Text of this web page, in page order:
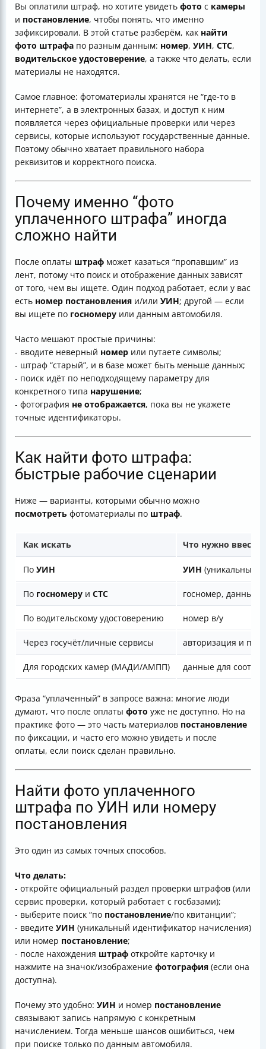
Какие камеры и какие нарушения обычно “приходят”
с фото
Что должно быть на фото, чтобы это было
“правильное” доказательство
Если штраф не находится по УИН: что делать
Что можно понять, когда вы уже оплатили штраф, но
Почему доступ к информации может зависеть от типа
запроса
Короткий вывод
Вы оплатили штраф, но хотите увидеть фото с камеры
и постановление, чтобы понять, что именно
зафиксировали. В этой статье разберём, как найти
фото штрафа по разным данным: номер, УИН, СТС,
водительское удостоверение, а также что делать, если
материалы не находятся.
Самое главное: фотоматериалы хранятся не “где-то в
интернете”, а в электронных базах, и доступ к ним
появляется через официальные проверки или через
сервисы, которые используют государственные данные.
Поэтому обычно хватает правильного набора
реквизитов и корректного поиска.
Почему именно “фото
уплаченного штрафа” иногда
сложно найти
После оплаты штраф может казаться “пропавшим” из
лент, потому что поиск и отображение данных зависят
от того, чем вы ищете. Один подход работает, если у вас
есть номер постановления и/или УИН; другой — если
вы ищете по госномеру или данным автомобиля.
Часто мешают простые причины:
- вводите неверный номер или путаете символы;
- штраф “старый”, и в базе может быть меньше данных;
- поиск идёт по неподходящему параметру для
конкретного типа нарушение;
- фотография не отображается, пока вы не укажете
точные идентификаторы.
Как найти фото штрафа:
быстрые рабочие сценарии
Ниже — варианты, которыми обычно можно
посмотреть фотоматериалы по штраф.
Как искать Что нужно ввести
По УИН УИН (уникальный
По госномеру и СТС госномер, данные
По водительскому удостоверению номер в/у
Через госучёт/личные сервисы авторизация и
Для городских камер (МАДИ/АМПП) данные для
Фраза “уплаченный” в запросе важна: многие люди
думают, что после оплаты фото уже не доступно. Но на
практике фото — это часть материалов постановление
по фиксации, и часто его можно увидеть и после
оплаты, если поиск сделан правильно.
Найти фото уплаченного
штрафа по УИН или номеру
постановления
Это один из самых точных способов.
Что делать:
- откройте официальный раздел проверки штрафов (или
сервис проверки, который работает с госбазами);
- выберите поиск “по постановление/по квитанции”;
- введите УИН (уникальный идентификатор начисления)
или номер постановление;
- после нахождения штраф откройте карточку и
нажмите на значок/изображение фотография (если она
доступна).
Почему это удобно: УИН и номер постановление
связывают запись напрямую с конкретным
начислением. Тогда меньше шансов ошибиться, чем
при поиске только по данным автомобиля.